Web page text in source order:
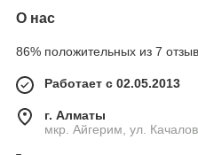
О нас
86% положительных из 7
Работает с 02.05.2013
г. Алматы
мкр. Айгерим, ул.